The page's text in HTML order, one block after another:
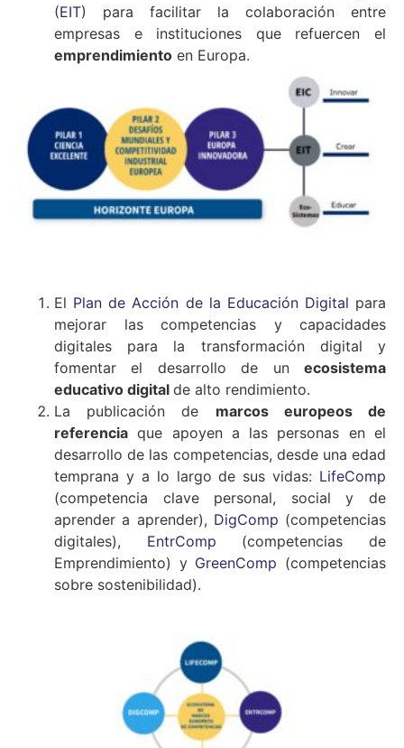
(EIT) para facilitar la colaboración entre
empresas e instituciones que refuercen el
emprendimiento en Europa.
El Plan de Acción de la Educación Digital para
mejorar las competencias y capacidades
digitales para la transformación digital y
fomentar el desarrollo de un ecosistema
educativo digital de alto rendimiento.
La publicación de marcos europeos de
referencia que apoyen a las personas en el
desarrollo de las competencias, desde una edad
temprana y a lo largo de sus vidas: LifeComp
(competencia clave personal, social y de
aprender a aprender), DigComp (competencias
digitales), EntrComp (competencias de
Emprendimiento) y GreenComp (competencias
sobre sostenibilidad).